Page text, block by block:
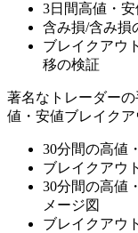
3日間高値・
含み損/含み損
ブレイクアウ
移の検証
著名なトレーダー
値・安値ブレイクア
30分間の高値
ブレイクアウ
30分間の高値
メージ図
ブレイクアウ